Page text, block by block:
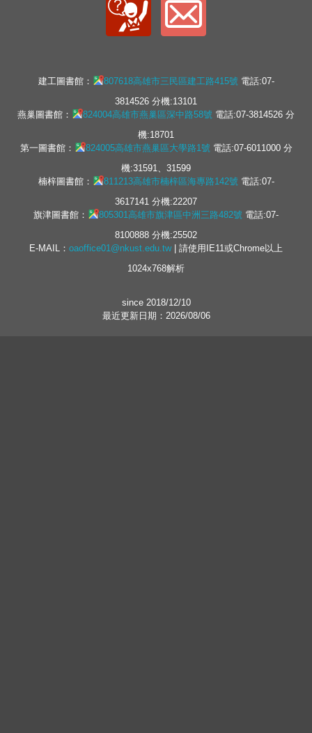
建工圖書館： 807618高雄市三民區建工路415號電話:07-
3814526 分機:13101
燕巢圖書館：
824004高雄市燕巢區深中路58號 電話:07-3814526 分
機:18701
第一圖書館：
824005高雄市燕巢區大學路1號電話:07-6011000 分
機:31591、31599
楠梓圖書館：
811213高雄市楠梓區海專路142號電話:07-
3617141 分機:22207
旗津圖書館：
805301高雄市旗津區中洲三路482號 電話:07-
8100888 分機:25502
E-MAIL： oaoffice01@nkust.edu.tw| 請使用IE11或Chrome以上
1024x768解析
since 2018/12/10
最近更新日期：2026/08/06